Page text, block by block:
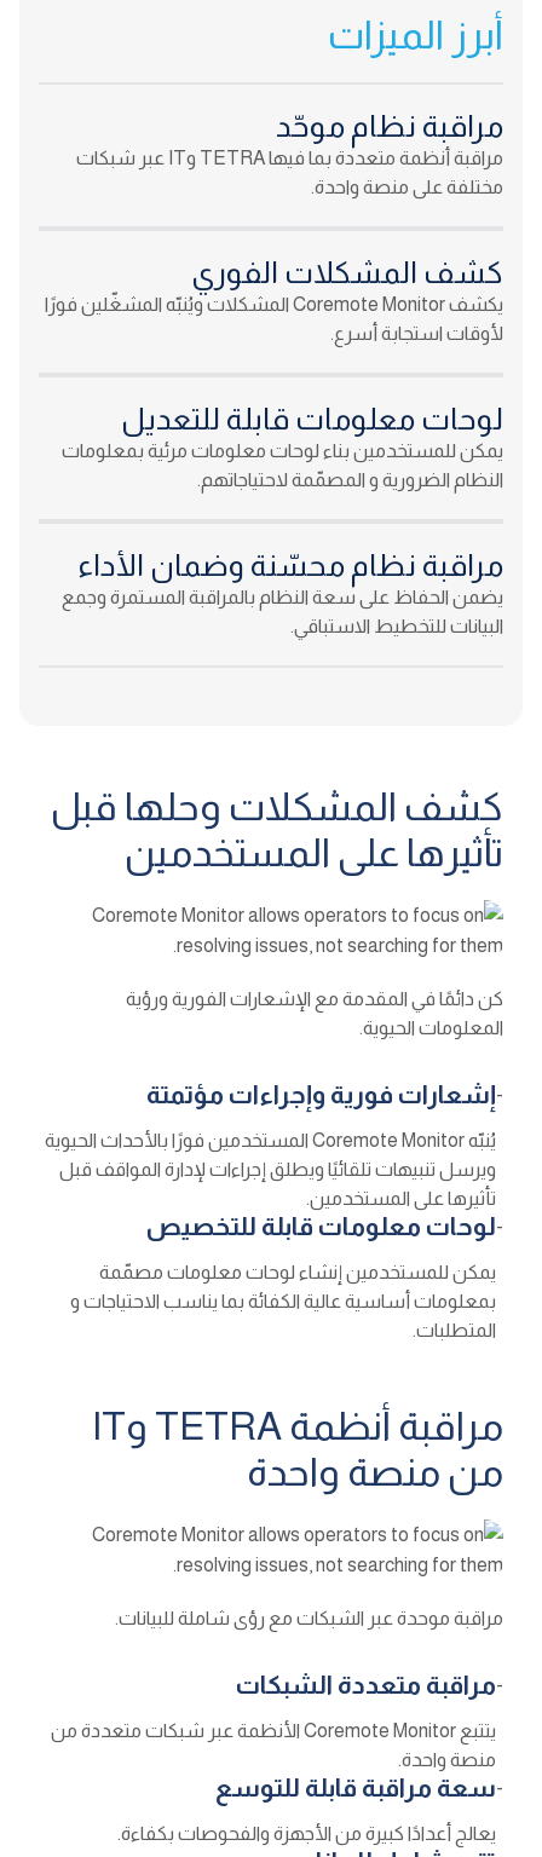
أبرز الميزات
مراقبة نظام موحّد
مراقبة أنظمة متعددة بما فيها TETRA وIT عبر شبكات
مختلفة على منصة واحدة.
كشف المشكلات الفوري
يكشف Coremote Monitor المشكلات ويُنبّه المشغّلين فورًا
لأوقات استجابة أسرع.
لوحات معلومات قابلة للتعديل
يمكن للمستخدمين بناء لوحات معلومات مرئية بمعلومات
النظام الضرورية و المصمّمة لاحتياجاتهم.
مراقبة نظام محسّنة وضمان الأداء
يضمن الحفاظ على سعة النظام بالمراقبة المستمرة وجمع
البيانات للتخطيط الاستباقي.
كشف المشكلات وحلها قبل
تأثيرها على المستخدمين
كن دائمًا في المقدمة مع الإشعارات الفورية ورؤية
المعلومات الحيوية.
-إشعارات فورية وإجراءات مؤتمتة
يُنبّه Coremote Monitor المستخدمين فورًا بالأحداث الحيوية
ويرسل تنبيهات تلقائيًا ويطلق إجراءات لإدارة المواقف قبل
تأثيرها على المستخدمين.
-لوحات معلومات قابلة للتخصيص
يمكن للمستخدمين إنشاء لوحات معلومات مصمّمة
بمعلومات أساسية عالية الكفائة بما يناسب الاحتياجات و
المتطلبات.
مراقبة أنظمة TETRA وIT
من منصة واحدة
مراقبة موحدة عبر الشبكات مع رؤى شاملة للبيانات.
-مراقبة متعددة الشبكات
يتتبع Coremote Monitor الأنظمة عبر شبكات متعددة من
منصة واحدة.
-سعة مراقبة قابلة للتوسع
يعالج أعدادًا كبيرة من الأجهزة والفحوصات بكفاءة.